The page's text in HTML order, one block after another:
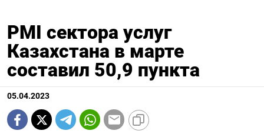
PMI сектора услуг
Казахстана в марте
составил 50,9 пункта
05.04.2023